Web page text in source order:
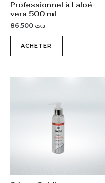
Professionnel à l aloé
vera 500 ml
د.ت
ACHETER